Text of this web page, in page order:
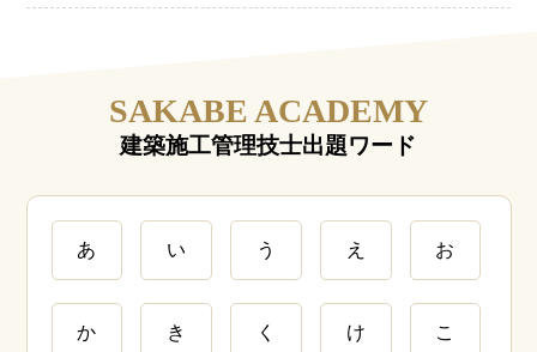
SAKABE ACADEMY
建築施工管理技士出題ワード
あ い う え お
か き く け こ